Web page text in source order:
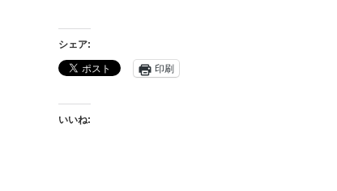
シェア:
印刷
いいね: